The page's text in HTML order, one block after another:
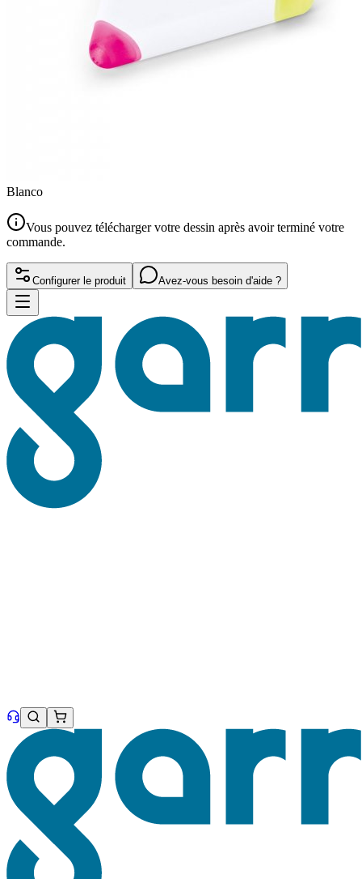
Blanco
Vous pouvez télécharger votre dessin après avoir terminé votre
commande.
Configurer le produit Avez-vous besoin d'aide ?